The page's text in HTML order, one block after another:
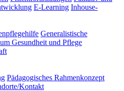
E-Learning Inhouse-
Generalistische
Gesundheit und Pflege
Pädagogisches Rahmenkonzept
Kontakt